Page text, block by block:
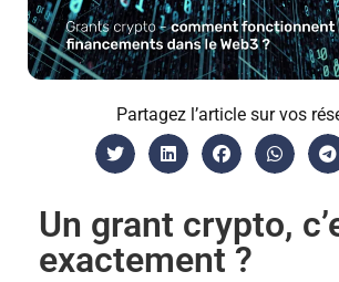
Partagez l’article sur vos
Un grant crypto,
exactement ?